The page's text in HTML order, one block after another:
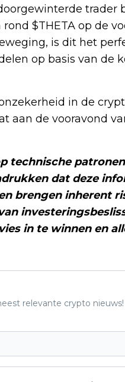
trader
$THETA op de
is dit het
op basis van de
in de
aan de vooravond
technische
dat deze
brengen inherent
in te winnen en
relevante crypto nieuws!